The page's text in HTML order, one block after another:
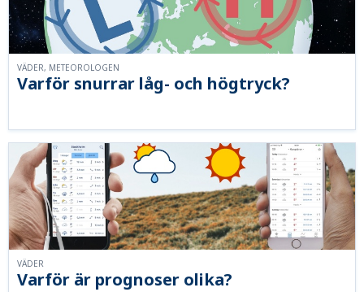
Varför snurrar låg- och högtryck?
VÄDER, METEOROLOGEN
Varför är prognoser olika?
VÄDER